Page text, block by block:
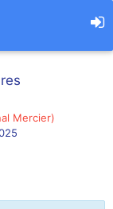
Mercier)